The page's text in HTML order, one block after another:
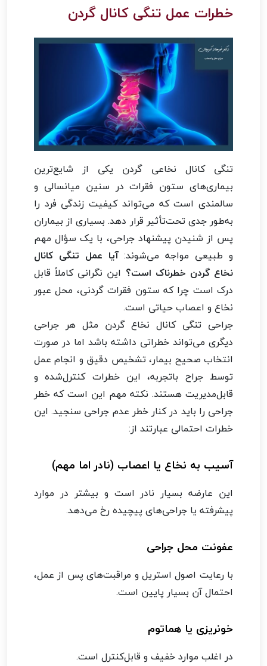
خطرات عمل تنگی کانال گردن
تنگی کانال نخاعی گردن یکی از شایع‌ترین
بیماری‌های ستون فقرات در سنین میانسالی و
سالمندی است که می‌تواند کیفیت زندگی فرد را
به‌طور جدی تحت‌تأثیر قرار دهد. بسیاری از بیماران
پس از شنیدن پیشنهاد جراحی، با یک سؤال مهم
و طبیعی مواجه می‌شوند:آیا عمل تنگی کانال
نخاع گردن خطرناک است؟ این نگرانی کاملاً قابل
درک است چرا که ستون فقرات گردنی، محل عبور
نخاع و اعصاب حیاتی است.
جراحی تنگی کانال نخاع گردن مثل هر جراحی
دیگری می‌تواند خطراتی داشته باشد اما در صورت
انتخاب صحیح بیمار، تشخیص دقیق و انجام عمل
توسط جراح باتجربه، این خطرات کنترل‌شده و
قابل‌مدیریت هستند. نکته مهم این است که خطر
جراحی را باید در کنار خطر عدم جراحی سنجید. این
خطرات احتمالی عبارتند از:
آسیب به نخاع یا اعصاب (نادر اما مهم)
این عارضه بسیار نادر است و بیشتر در موارد
پیشرفته یا جراحی‌های پیچیده رخ می‌دهد.
عفونت محل جراحی
با رعایت اصول استریل و مراقبت‌های پس از عمل،
احتمال آن بسیار پایین است.
خونریزی یا هماتوم
در اغلب موارد خفیف و قابل‌کنترل است.